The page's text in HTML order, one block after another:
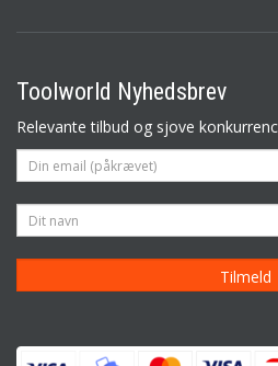
Toolworld Nyhedsbrev
Relevante tilbud og sjove